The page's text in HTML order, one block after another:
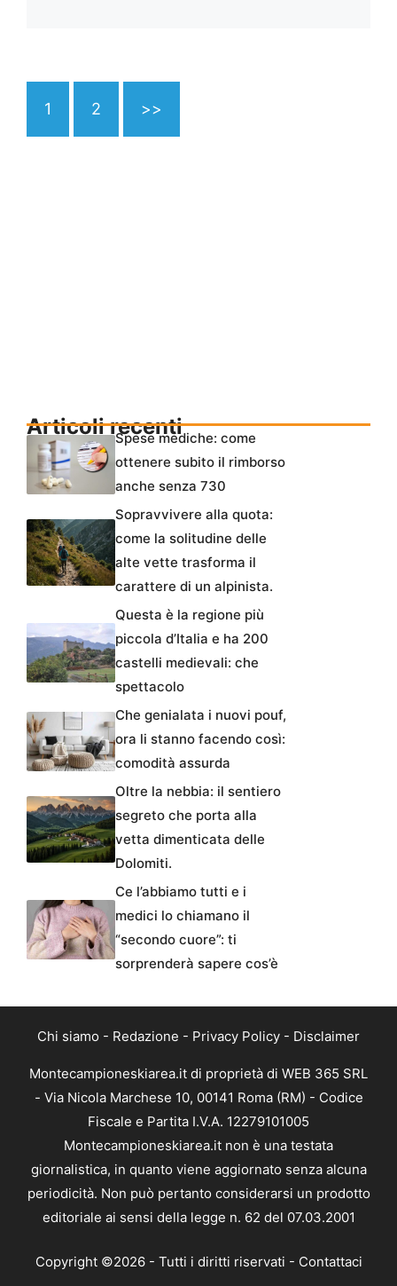
1 2 >>
Articoli recentiSpese mediche: come
ottenere subito il rimborso
anche senza 730
Sopravvivere alla quota:
come la solitudine delle
alte vette trasforma il
carattere di un alpinista.
Questa è la regione più
piccola d’Italia e ha 200
castelli medievali: che
spettacolo
Che genialata i nuovi pouf,
ora li stanno facendo così:
comodità assurda
Oltre la nebbia: il sentiero
segreto che porta alla
vetta dimenticata delle
Dolomiti.
Ce l’abbiamo tutti e i
medici lo chiamano il
“secondo cuore”: ti
sorprenderà sapere cos’è
Chi siamo - Redazione - Privacy Policy - Disclaimer
Montecampioneskiarea.it di proprietà di WEB 365 SRL
- Via Nicola Marchese 10, 00141 Roma (RM) - Codice
Fiscale e Partita I.V.A. 12279101005
Montecampioneskiarea.it non è una testata
giornalistica, in quanto viene aggiornato senza alcuna
periodicità. Non può pertanto considerarsi un prodotto
editoriale ai sensi della legge n. 62 del 07.03.2001
Copyright ©2026 - Tutti i diritti riservati - Contattaci